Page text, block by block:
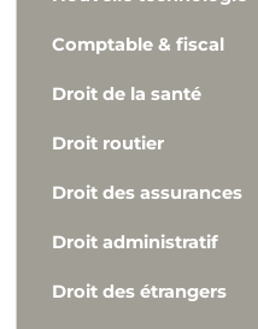
Comptable & fiscal
Droit de la santé
Droit routier
Droit des assurances
Droit administratif
Droit des étrangers